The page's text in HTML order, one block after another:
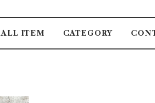
ALL ITEM CATEGORY